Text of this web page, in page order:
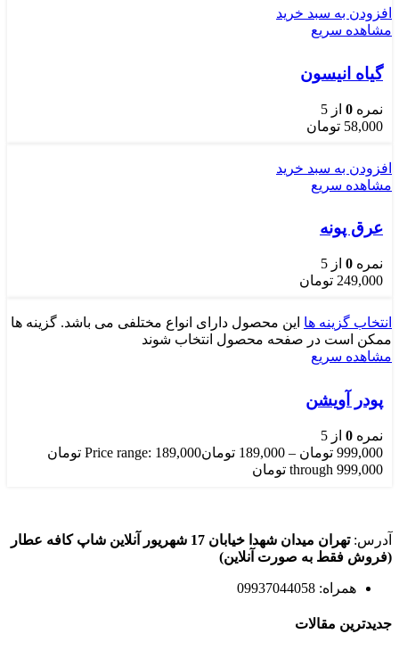
افزودن به سبد خرید
مشاهده سریع
گیاه انیسون
نمره 0 از 5
58,000 تومان
افزودن به سبد خرید
مشاهده سریع
عرق پونه
نمره 0 از 5
249,000 تومان
انتخاب گزینه ها این محصول دارای انواع مختلفی می باشد. گزینه ها
ممکن است در صفحه محصول انتخاب شوند
مشاهده سریع
پودر آویشن
نمره 0 از 5
999,000 تومان –
189,000 تومان
Price range: 189,000 تومان
through 999,000 تومان
آدرس:تهران میدان شهدا خیابان 17 شهریور آنلاین شاپ کافه عطار
(فروش فقط به صورت آنلاین)
همراه: 09937044058
جدیدترین مقالات